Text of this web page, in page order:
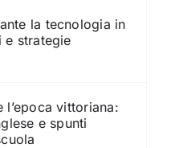
la tecnologia in
e strategie
l’epoca vittoriana:
e spunti